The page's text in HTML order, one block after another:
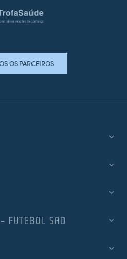
OS PARCEIROS
FUTEBOL SAD